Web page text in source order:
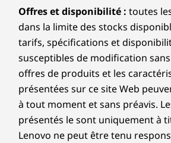
Offres et disponibilité : toutes
dans la limite des stocks
tarifs, spécifications et
susceptibles de modification
offres de produits et les
présentées sur ce site Web
à tout moment et sans préavis.
présentés le sont uniquement à
Lenovo ne peut être tenu